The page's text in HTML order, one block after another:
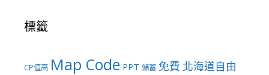
標籤
CP值高 Map Code PPT 儲蓄 免費 北海道自由